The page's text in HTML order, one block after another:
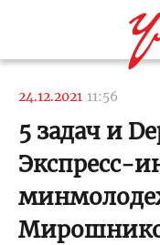
24.12.2021 11:56
5 задач и
Экспресс-